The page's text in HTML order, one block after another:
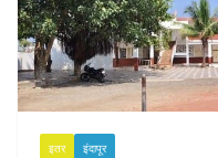
इतर इंदापूर